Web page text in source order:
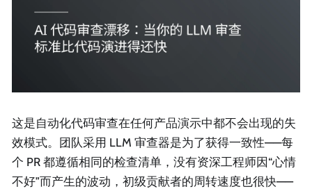
这是自动化代码审查在任何产品演示中都不会出现的失
效模式。团队采用 LLM 审查器是为了获得一致性——每
个 PR 都遵循相同的检查清单，没有资深工程师因“心情
不好”而产生的波动，初级贡献者的周转速度也很快——